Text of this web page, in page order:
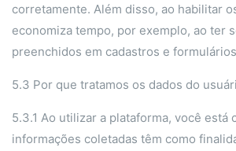
corretamente. Além disso, ao habilitar
economiza tempo, por exemplo, ao ter
preenchidos em cadastros e
5.3 Por que tratamos os dados do
5.3.1 Ao utilizar a plataforma, você está
informações coletadas têm como